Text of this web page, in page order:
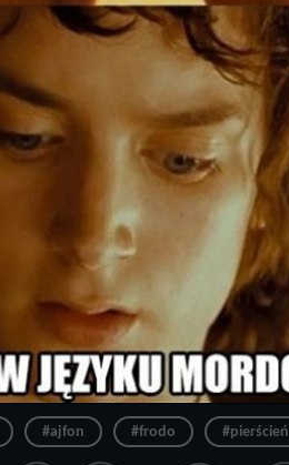
#ajfon #frodo #pierścień